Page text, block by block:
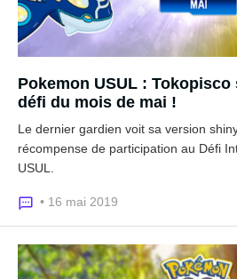
Pokemon USUL :
défi du mois de mai !
Le dernier gardien voit sa version
récompense de participation au Défi
USUL.
• 16 mai 2019